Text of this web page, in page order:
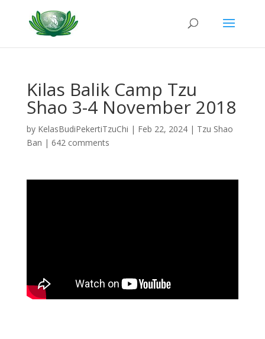
Kilas Balik Camp Tzu
Shao 3-4 November 2018
by KelasBudiPekertiTzuChi | Feb 22, 2024| Tzu Shao
Ban | 642 comments